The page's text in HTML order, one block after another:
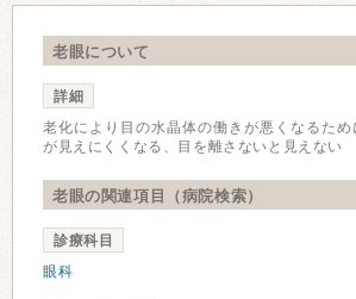
老眼について
詳細
老化により目の水晶体の働きが悪くなるため
が見えにくくなる、目を離さないと見えない
老眼の関連項目（病院検索）
診療科目
眼科